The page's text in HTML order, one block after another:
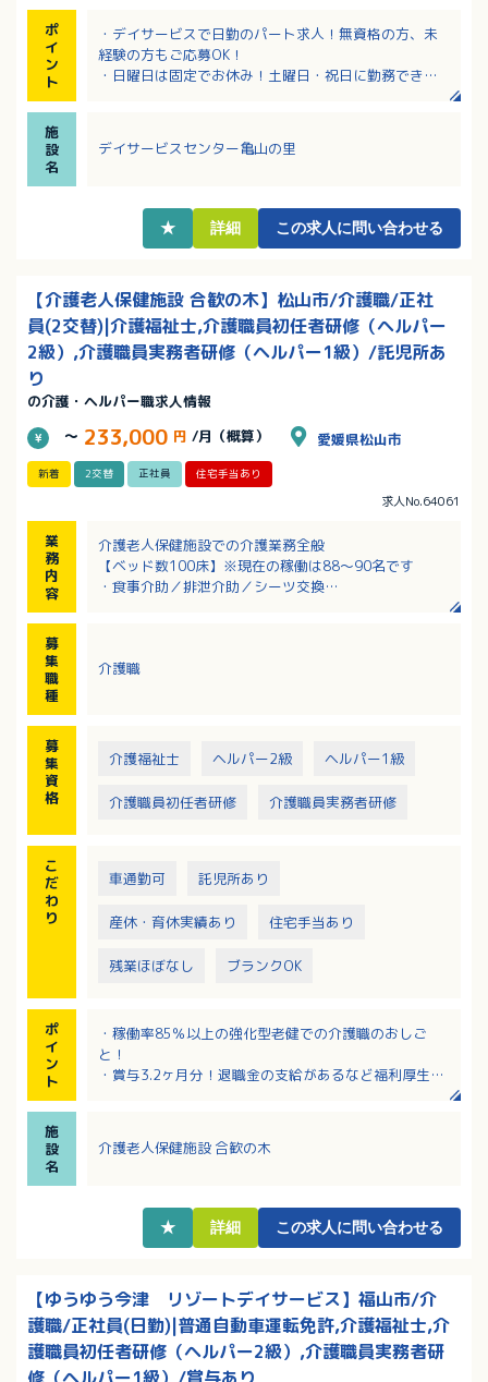
ポ
イ
ン
ト
・デイサービスで日勤のパート求人！無資格の方、未
経験の方もご応募OK！
・日曜日は固定でお休み！土曜日・祝日に勤務できる
プ！
・手芸や書道、将棋など、あなたの特技が業務に活か
・マイカー通勤OK！無料駐車場完備！
施
設
名
デイサービスセンター亀山の里
★ 詳細 この求人に問い合わせる
【介護老人保健施設 合歓の木】松山市/介護職/正社
員(2交替)|介護福祉士,介護職員初任者研修（ヘルパー
2級）,介護職員実務者研修（ヘルパー1級）/託児所あ
り
の介護・ヘルパー職求人情報
～ 233,000 円 /月（概算） 愛媛県松山市
新着 2交替 正社員 住宅手当あり
求人No.64061
業
務
内
容
介護老人保健施設での介護業務全般
【ベッド数100床】※現在の稼働は88～90名です
・食事介助／排泄介助／シーツ交換
・レクリエーション：有
募
集
職
種
介護職
募
集
資
格
介護福祉士 ヘルパー2級 ヘルパー1級
介護職員初任者研修 介護職員実務者研修
こ
だ
わ
り
車通勤可 託児所あり
産休・育休実績あり 住宅手当あり
残業ほぼなし ブランクOK
ポ
イ
ン
ト
・稼働率85％以上の強化型老健での介護職のおしご
と！
・賞与3.2ヶ月分！退職金の支給があるなど福利厚生充
・3ヶ月間プリセプターと同じシフトで勤務の為、ブラ
ンクのある方・施設経験浅い方も安心！
施
設
名
介護老人保健施設 合歓の木
★ 詳細 この求人に問い合わせる
【ゆうゆう今津 リゾートデイサービス】福山市/介
護職/正社員(日勤)|普通自動車運転免許,介護福祉士,介
護職員初任者研修（ヘルパー2級）,介護職員実務者研